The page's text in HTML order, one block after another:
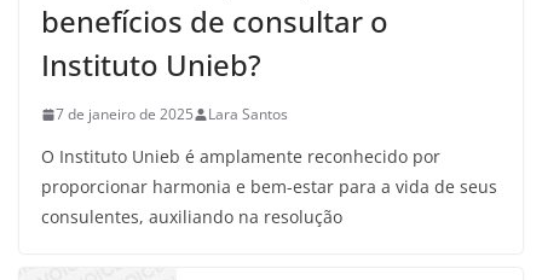
benefícios de consultar o
Instituto Unieb?
7 de janeiro de 2025 Lara Santos
O Instituto Unieb é amplamente reconhecido por
proporcionar harmonia e bem-estar para a vida de seus
consulentes, auxiliando na resolução